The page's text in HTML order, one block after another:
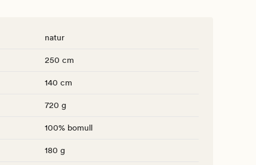
natur
250 cm
140 cm
720 g
100% bomull
180 g